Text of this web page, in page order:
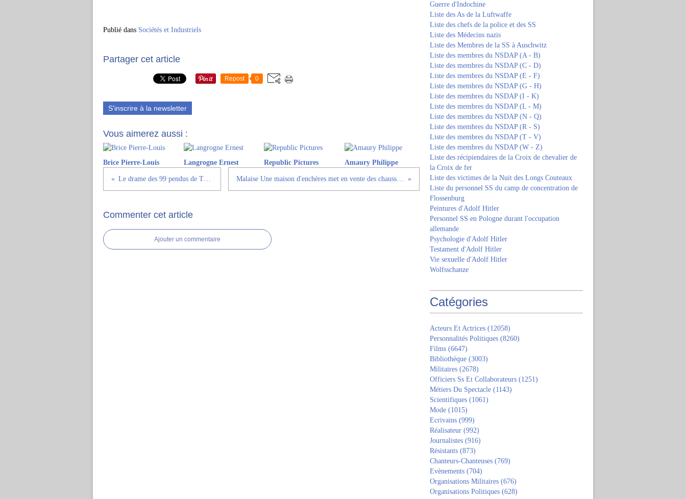
Publié dans Sociétés et Industriels
Partager cet article
Repost 0
S'inscrire à la newsletter
Vous aimerez aussi :
Brice Pierre-Louis Langrogne Ernest Republic Pictures Amaury Philippe
Le drame des 99 pendus de Tulle le 9 juin 1944 Malaise Une maison d'enchères met en vente des chaussettes ayant appartenu à Hitler
Commenter cet article
Ajouter un commentaire
Guerre d'Indochine
Liste des As de la Luftwaffe
Liste des chefs de la police et des SS
Liste des Médecins nazis
Liste des Membres de la SS à Auschwitz
Liste des membres du NSDAP (A - B)
Liste des membres du NSDAP (C - D)
Liste des membres du NSDAP (E - F)
Liste des membres du NSDAP (G - H)
Liste des membres du NSDAP (I - K)
Liste des membres du NSDAP (L - M)
Liste des membres du NSDAP (N - Q)
Liste des membres du NSDAP (R - S)
Liste des membres du NSDAP (T - V)
Liste des membres du NSDAP (W - Z)
Liste des récipiendaires de la Croix de chevalier de
la Croix de fer
Liste des victimes de la Nuit des Longs Couteaux
Liste du personnel SS du camp de concentration de
Flossenburg
Peintures d'Adolf Hitler
Personnel SS en Pologne durant l'occupation
allemande
Psychologie d'Adolf Hitler
Testament d'Adolf Hitler
Vie sexuelle d'Adolf Hitler
Wolfsschanze
Catégories
Acteurs Et Actrices (12058)
Personnalités Politiques (8260)
Films (6647)
Bibliothèque (3003)
Militaires (2678)
Officiers Ss Et Collaborateurs (1251)
Métiers Du Spectacle (1143)
Scientifiques (1061)
Mode (1015)
Ecrivains (999)
Réalisateur (992)
Journalistes (916)
Résistants (873)
Chanteurs-Chanteuses (769)
Evènements (704)
Organisations Militaires (676)
Organisations Politiques (628)